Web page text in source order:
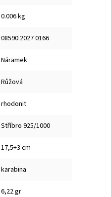
0.006 kg
08590 2027 0166
Náramek
Růžová
rhodonit
Stříbro 925/1000
17,5+3 cm
karabina
6,22 gr